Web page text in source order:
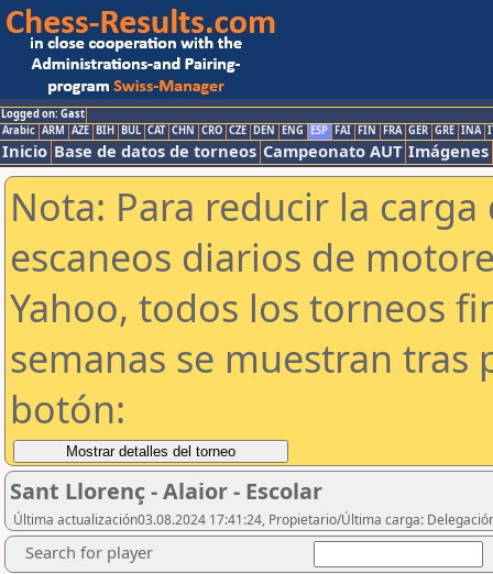
Logged on: Gast
Arabic ARM AZE BIH BUL CAT CHN CRO CZE DEN ENG ESP FAI FIN FRA GER GRE INA
Inicio Base de datos de torneos Campeonato AUT Imágenes
Nota: Para reducir la
escaneos diarios de
Yahoo, todos los torneos
semanas se muestran tras
botón:
Sant Llorenç - Alaior - Escolar
Última actualización03.08.2024 17:41:24, Propietario/Última carga:
Search for player